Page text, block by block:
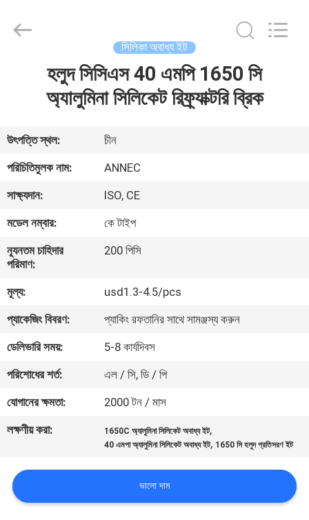
আমাদের
সম্পর্কে
কারখানা
পরিদর্শন
গুণমান
নিয়ন্ত্রণ
আমাদের
সাথে
যোগাযোগ
মামলা
সিলিকা অবাধ্য ইট
হলুদ সিসিএস 40 এমপি 1650 সি
অ্যালুমিনা সিলিকেট রিফ্র্যাক্টরি ব্রিক
উৎপত্তি স্থল:
চীন
পরিচিতিমুলক নাম:
ANNEC
সাক্ষ্যদান:
ISO, CE
মডেল নম্বার:
কে টাইপ
ন্যূনতম চাহিদার
পরিমাণ:
200 পিসি
মূল্য:
usd1.3-4.5/pcs
প্যাকেজিং বিবরণ:
প্যাকিং রফতানির সাথে সামঞ্জস্য করুন
ডেলিভারি সময়:
5-8 কার্যদিবস
পরিশোধের শর্ত:
এল / সি, ডি / পি
যোগানের ক্ষমতা:
2000 টন / মাস
লক্ষণীয় করা:
1650C অ্যালুমিনা সিলিকেট অবাধ্য ইট,
40 এমপা অ্যালুমিনা সিলিকেট অবাধ্য ইট, 1650 সি হলুদ প্রতিসরণ ইট
ভালো দাম